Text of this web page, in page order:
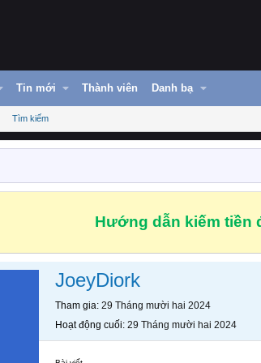
Tin mới Thành viên Danh bạ
Tìm kiếm
Hướng dẫn kiếm tiền
JoeyDiork
Tham gia 29 Tháng mười hai 2024
Hoạt động cuối 29 Tháng mười hai 2024